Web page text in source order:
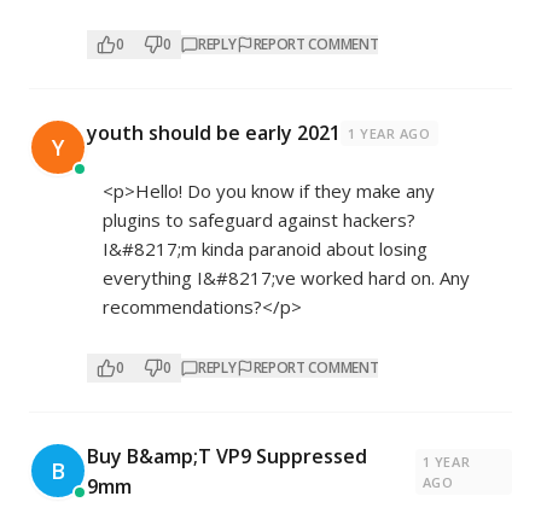
0 0 REPLY REPORT COMMENT
Y youth should be early 2021 1 YEAR AGO
<p>Hello! Do you know if they make any
plugins to safeguard against hackers?
I&#8217;m kinda paranoid about losing
everything I&#8217;ve worked hard on. Any
recommendations?</p>
0 0 REPLY REPORT COMMENT
B
Buy B&amp;T VP9 Suppressed
9mm
1 YEAR
AGO